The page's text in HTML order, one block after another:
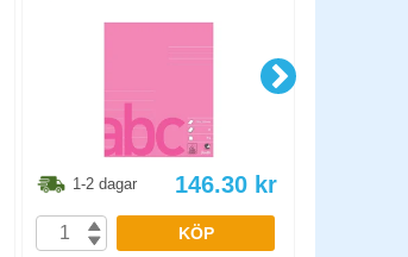
1-2 dagar 146.30 kr
KÖP